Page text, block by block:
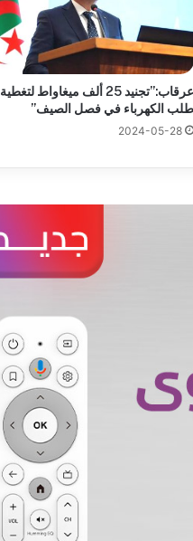
عرقاب:”تجنيد 25 ألف ميغاواط لتغطية
طلب الكهرباء في فصل الصيف”
2024-05-28